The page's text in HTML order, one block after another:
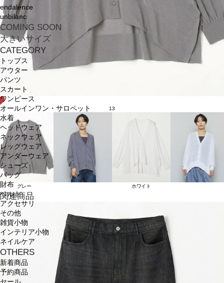
endalence
unbilanc
COMING SOON
大きいサイズ
CATEGORY
トップス
アウター
パンツ
スカート
ワンピース
オールインワン・サロペット
水着
ヘッドウェア
ネックウェア
レッグウェア
アンダーウェア
シューズ
バッグ
財布
ベルト
アクセサリ
その他
雑貨小物
インテリア小物
ネイルケア
OTHERS
新着商品
予約商品
13
グレー ホワイト
関連商品